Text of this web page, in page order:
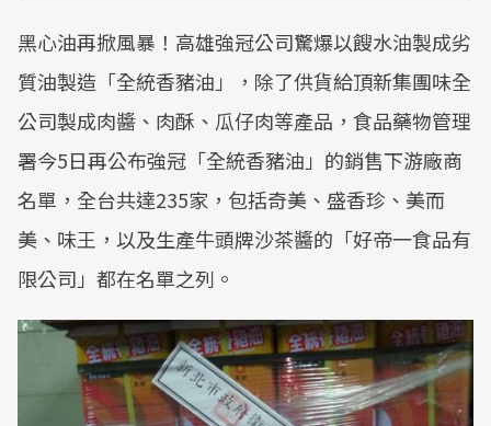
黑心油再掀風暴！高雄強冠公司驚爆以餿水油製成劣
質油製造「全統香豬油」，除了供貨給頂新集團味全
公司製成肉醬、肉酥、瓜仔肉等產品，食品藥物管理
署今5日再公布強冠「全統香豬油」的銷售下游廠商
名單，全台共達235家，包括奇美、盛香珍、美而
美、味王，以及生產牛頭牌沙茶醬的「好帝一食品有
限公司」都在名單之列。